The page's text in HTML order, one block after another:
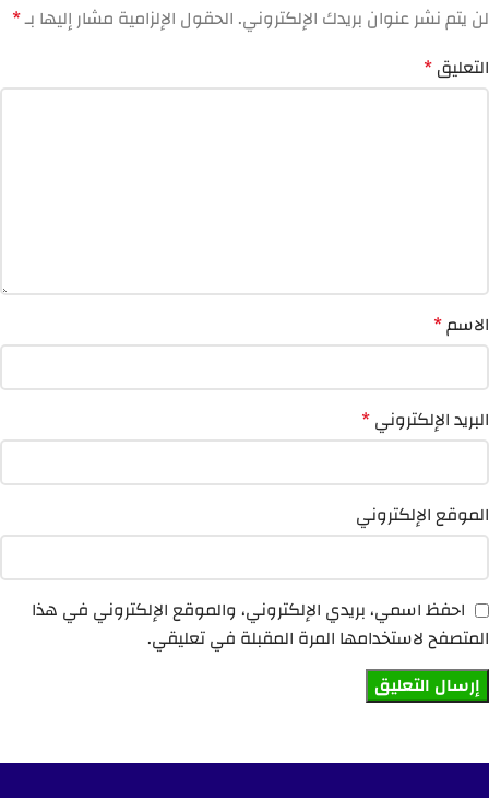
لن يتم نشر عنوان بريدك الإلكتروني. الحقول الإلزامية مشار إليها بـ*
التعليق*
الاسم*
البريد الإلكتروني*
الموقع الإلكتروني
احفظ اسمي، بريدي الإلكتروني، والموقع الإلكتروني في هذا
المتصفح لاستخدامها المرة المقبلة في تعليقي.